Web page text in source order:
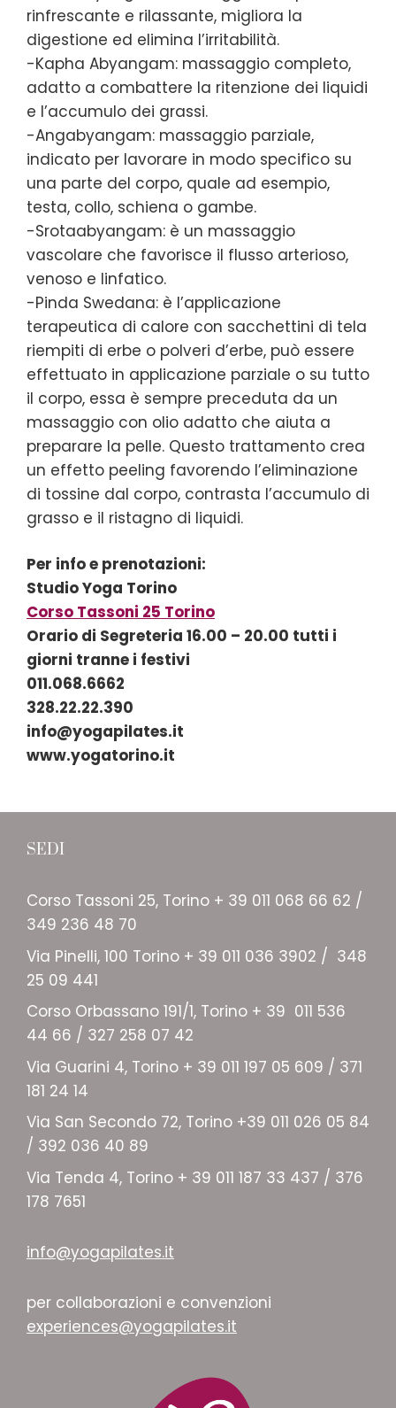
rinfrescante e rilassante, migliora la
digestione ed elimina l’irritabilità.
-Kapha Abyangam: massaggio completo,
adatto a combattere la ritenzione dei liquidi
e l’accumulo dei grassi.
-Angabyangam: massaggio parziale,
indicato per lavorare in modo specifico su
una parte del corpo, quale ad esempio,
testa, collo, schiena o gambe.
-Srotaabyangam: è un massaggio
vascolare che favorisce il flusso arterioso,
venoso e linfatico.
-Pinda Swedana: è l’applicazione
terapeutica di calore con sacchettini di tela
riempiti di erbe o polveri d’erbe, può essere
effettuato in applicazione parziale o su tutto
il corpo, essa è sempre preceduta da un
massaggio con olio adatto che aiuta a
preparare la pelle. Questo trattamento crea
un effetto peeling favorendo l’eliminazione
di tossine dal corpo, contrasta l’accumulo di
grasso e il ristagno di liquidi.
Per info e prenotazioni:
Studio Yoga Torino
Corso Tassoni 25 Torino
Orario di Segreteria 16.00 – 20.00 tutti i
giorni tranne i festivi
011.068.6662
328.22.22.390
info@yogapilates.it
www.yogatorino.it
SEDI
Corso Tassoni 25, Torino + 39 011 068 66 62 /
349 236 48 70
Via Pinelli, 100 Torino + 39 011 036 3902 / 348
25 09 441
Corso Orbassano 191/1, Torino + 39 011 536
44 66 / 327 258 07 42
Via Guarini 4, Torino + 39 011 197 05 609 / 371
181 24 14
Via San Secondo 72, Torino +39 011 026 05 84
/ 392 036 40 89
Via Tenda 4, Torino + 39 011 187 33 437 / 376
178 7651
info@yogapilates.it
per collaborazioni e convenzioni
experiences@yogapilates.it